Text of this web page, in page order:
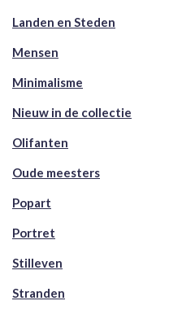
Landen en Steden
Mensen
Minimalisme
Nieuw in de collectie
Olifanten
Oude meesters
Popart
Portret
Stilleven
Stranden